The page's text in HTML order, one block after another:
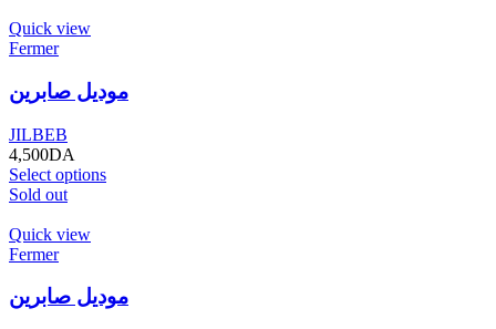
Quick view
Fermer
موديل صابرين
JILBEB
4,500DA
Select options
Sold out
Quick view
Fermer
موديل صابرين